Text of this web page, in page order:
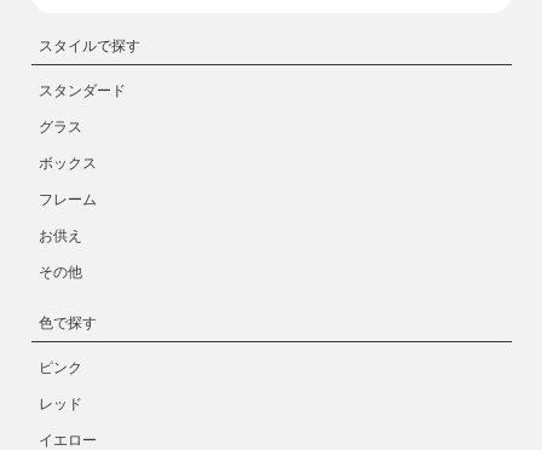
スタイルで探す
スタンダード
グラス
ボックス
フレーム
お供え
その他
色で探す
ピンク
レッド
イエロー